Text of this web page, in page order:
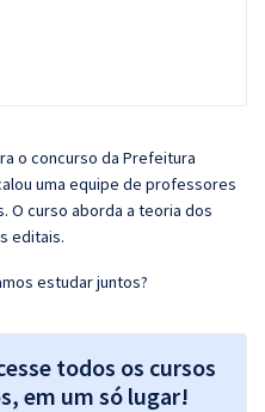
o concurso da Prefeitura
uma equipe de professores
O curso aborda a teoria dos
editais.
estudar juntos?
todos os cursos
em um só lugar!